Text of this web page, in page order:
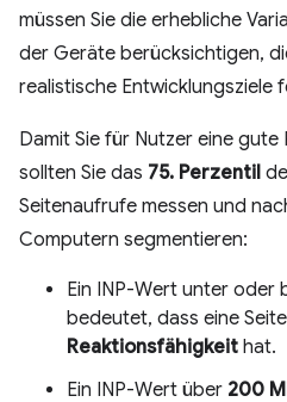
müssen Sie die erhebliche
der Geräte berücksichtigen,
realistische Entwicklungsziele
Damit Sie für Nutzer eine
sollten Sie das 75. Perzentil
Seitenaufrufe messen und
Computern segmentieren:
Ein INP-Wert unter oder
bedeutet, dass eine
Reaktionsfähigkeit hat.
Ein INP-Wert über 200